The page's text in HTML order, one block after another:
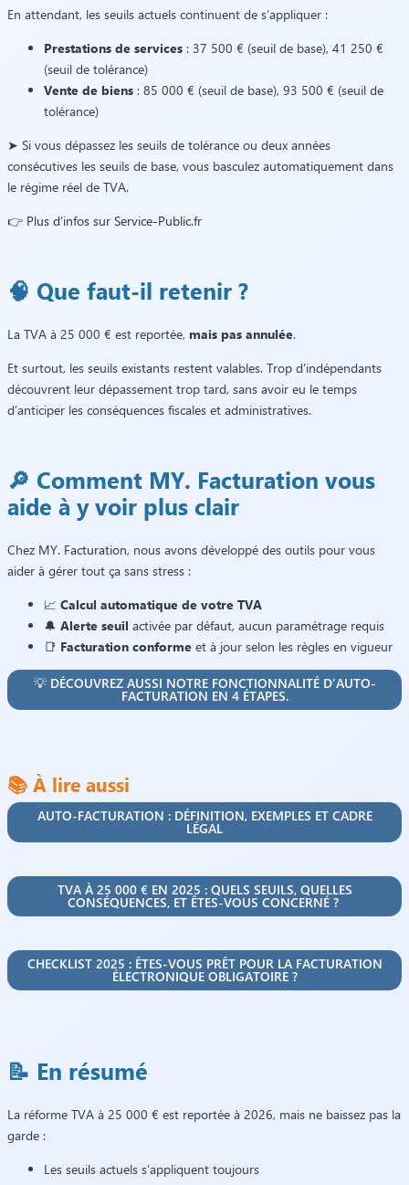
En attendant, les seuils actuels continuent de s’appliquer :
Prestations de services : 37 500 € (seuil de base), 41 250 €
(seuil de tolérance)
Vente de biens : 85 000 € (seuil de base), 93 500 € (seuil de
tolérance)
➤ Si vous dépassez les seuils de tolérance ou deux années
consécutives les seuils de base, vous basculez automatiquement dans
le régime réel de TVA.
👉 Plus d’infos sur Service-Public.fr
🧠 Que faut-il retenir ?
La TVA à 25 000 € est reportée, mais pas annulée.
Et surtout, les seuils existants restent valables. Trop d’indépendants
découvrent leur dépassement trop tard, sans avoir eu le temps
d’anticiper les conséquences fiscales et administratives.
🔎 Comment MY. Facturation vous
aide à y voir plus clair
Chez MY. Facturation, nous avons développé des outils pour vous
aider à gérer tout ça sans stress :
📈Calcul automatique de votre TVA
🔔Alerte seuil activée par défaut, aucun paramétrage requis
📑 Facturation conforme et à jour selon les règles en vigueur
💡 DÉCOUVREZ AUSSI NOTRE FONCTIONNALITÉ D’AUTO-
FACTURATION EN 4 ÉTAPES.
📚 À lire aussi
AUTO-FACTURATION : DÉFINITION, EXEMPLES ET CADRE
LÉGAL
TVA À 25 000 € EN 2025 : QUELS SEUILS, QUELLES
CONSÉQUENCES, ET ÊTES-VOUS CONCERNÉ ?
CHECKLIST 2025 : ÊTES-VOUS PRÊT POUR LA FACTURATION
ÉLECTRONIQUE OBLIGATOIRE ?
📝 En résumé
La réforme TVA à 25 000 € est reportée à 2026, mais ne baissez pas la
garde :
Les seuils actuels s’appliquent toujours